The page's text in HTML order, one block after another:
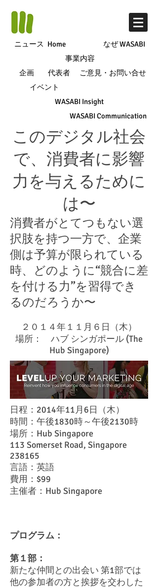
ニュース Home なぜ WASABI
企画 代表者
ご意見・お問い合せ
イベント
このデジタル社会
で、消費者に影響
力を与えるために
は〜
消費者がとてつもない選
択肢を持つ一方で、企業
側は予算が限られている
時、どのように“競合に差
を付ける力”を習得でき
るのだろうか〜
２０１４年１１月６日（木）
場所： ハブ シンガポール (The
Hub Singapore)
日程：2014年11月6日（木）
時間：午後1830時～午後2130時
場所：Hub Singapore
113 Somerset Road, Singapore
238165
言語：英語
費用：$99
主催者：Hub Singapore
プログラム：
第１部：
新たな仲間との出会い 第1部では
他の参加者の方と挨拶を交わした
WASABI Communication
WASABI Insight
事業内容